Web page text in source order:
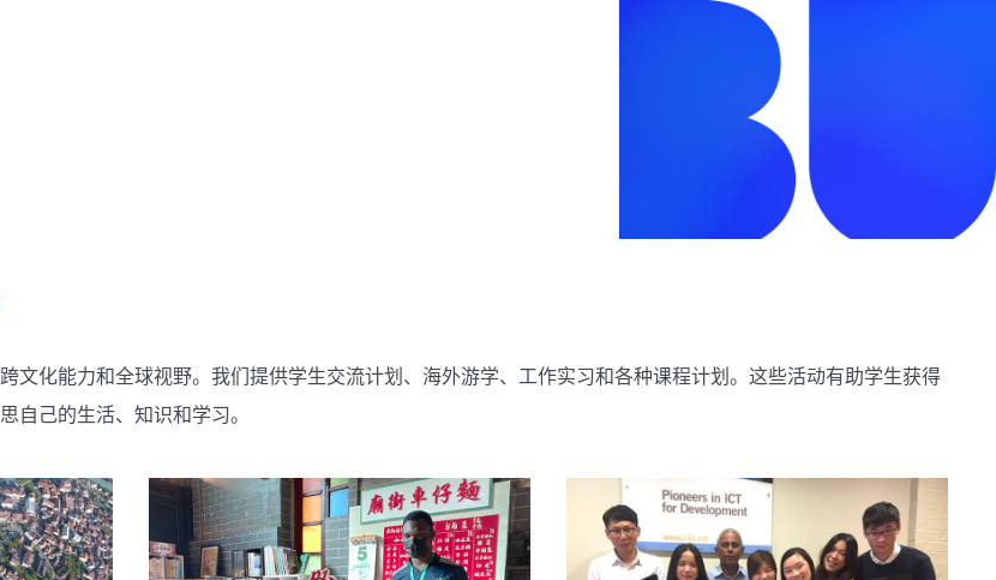
文化能力和全球视野。我们提供学生交流计划、海外游学、工作实习和各种课程计划。这些活动有助学生获得
自己的生活、知识和学习。